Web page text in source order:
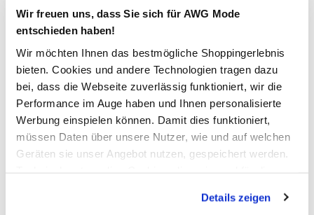
Wir freuen uns, dass Sie sich für AWG Mode
entschieden haben!
Wir möchten Ihnen das bestmögliche Shoppingerlebnis
bieten. Cookies und andere Technologien tragen dazu
bei, dass die Webseite zuverlässig funktioniert, wir die
Performance im Auge haben und Ihnen personalisierte
Werbung einspielen können. Damit dies funktioniert,
müssen Daten über unsere Nutzer, wie und auf welchen
Geräten sie unser Angebot nutzen, gespeichert werden.
werden, werden bei der Nutzung der Webseite auf jeden
Details zeigen
Jungen Sweatshorts mit Logo
angenehme Sweatshorts von Champion
elastischer Gummibund mit Kordelzug
zwei Eingrifftaschen
Logoprint am Bein
super trageangenehmes Material